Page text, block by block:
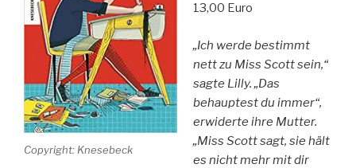
Copyright: Knesebeck
13,00 Euro
„Ich werde bestimmt
nett zu Miss Scott sein,“
sagte Lilly. „Das
behauptest du immer“,
erwiderte ihre Mutter.
„Miss Scott sagt, sie hält
es nicht mehr mit dir